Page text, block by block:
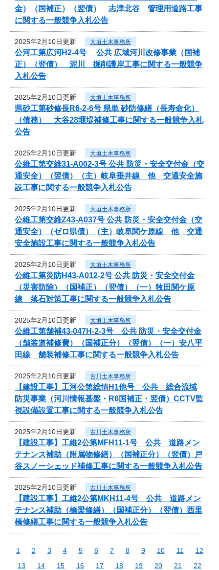
金）（国補正）（翌債） 志津北谷 管理用道路工事
に関する一般競争入札公告
2025年2月10日更新 大垣土木事務所
公河工第広河H2-4号 公共 広域河川改修事業（国補
正）（翌債） 泥川 掘削護岸工事に関する一般競争
入札公告
2025年2月10日更新 大垣土木事務所
県砂工第砂修長R6-2-6号 県単 砂防修繕（長寿命化）
（債務） 大谷28堰堤補修工事に関する一般競争入札
公告
2025年2月10日更新 大垣土木事務所
公維工第交維31-A002-3号 公共 防災・安全交付金（交
通安全）（翌債）（主）岐阜垂井線 他 交通安全施
設工事に関する一般競争入札公告
2025年2月10日更新 大垣土木事務所
公維工第交維Z43-A037号 公共 防災・安全交付金（交
通安全）（ゼロ県債）（主）岐阜関ケ原線 他 交通
安全施設工事に関する一般競争入札公告
2025年2月10日更新 大垣土木事務所
公維工第災防H43-A012-2号 公共 防災・安全交付金
（災害防除）（国補正）（翌債）（一）牧田関ケ原
線 落石対策工事に関する一般競争入札公告
2025年2月10日更新 大垣土木事務所
公維工第舗補43-047H-2-3号 公共 防災・安全交付金
（舗装道補修費）（国補正分）（翌債）（一）安八平
田線 舗装補修工事に関する一般競争入札公告
2025年2月10日更新 古川土木事務所
【建設工事】工河公第総情H1他号 公共 総合流域
防災事業（河川情報基盤・R6国補正・翌債）CCTV監
視設備設置工事に関する一般競争入札公告
2025年2月10日更新 古川土木事務所
【建設工事】工維2公第MFH11-1号 公共 道路メン
テナンス補助（附属物修繕）（国補正分）（翌債）戸
谷スノーシェッド補修工事に関する一般競争入札公告
2025年2月10日更新 古川土木事務所
【建設工事】工維2公第MKH11-4号 公共 道路メン
テナンス補助（橋梁修繕）（国補正分）（翌債）西里
橋修繕工事に関する一般競争入札公告
1 2 3 4 5 6 7 8 9 10 11
12
13
14 15 16 17 18 19 20 21
22